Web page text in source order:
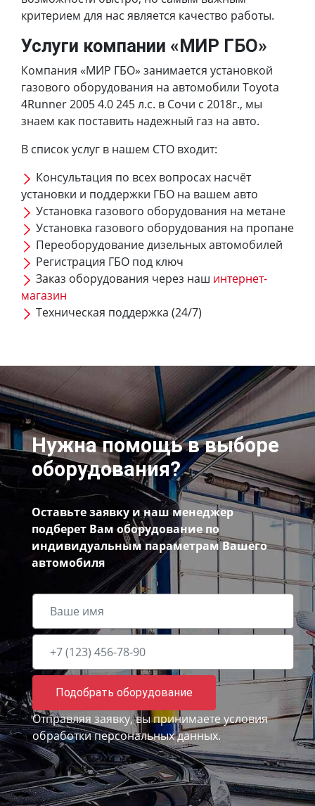
критерием для нас является качество работы.
Услуги компании «МИР ГБО»
Компания «МИР ГБО» занимается установкой
газового оборудования на автомобили Toyota
4Runner 2005 4.0 245 л.с. в Сочи с 2018г., мы
знаем как поставить надежный газ на авто.
В список услуг в нашем СТО входит:
Консультация по всех вопросах насчёт
установки и поддержки ГБО на вашем авто
Установка газового оборудования на метане
Установка газового оборудования на пропане
Переоборудование дизельных автомобилей
Регистрация ГБО под ключ
Заказ оборудования через наш интернет-
магазин
Техническая поддержка (24/7)
Нужна помощь в выборе
оборудования?
Оставьте заявку и наш менеджер
подберет Вам оборудование по
индивидуальным параметрам Вашего
автомобиля
Подобрать оборудование
Отправляя заявку, вы принимаете условия
обработки персональных данных.